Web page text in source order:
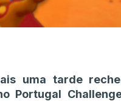
uma tarde
Portugal